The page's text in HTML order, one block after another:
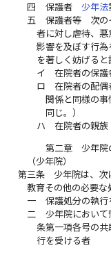
四
保護者 少年法
五
保護者等 次の
者に対し虐待、
影響を及ぼす行為
を著しく妨げると
イ
在院者の保護
ロ
在院者の配
関係と同様の
同じ。）
ハ
在院者の親族
第二章 少年院
（少年院）
第三条
少年院は、次
教育その他の必要な
一
保護処分の執行
二
少年院におい
条第一項各号の
行を受ける者